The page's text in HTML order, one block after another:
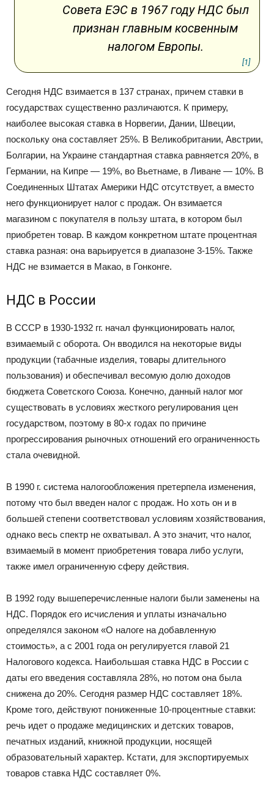
Совета ЕЭС в 1967 году НДС был
признан главным косвенным
налогом Европы.
[1]
Сегодня НДС взимается в 137 странах, причем ставки в
государствах существенно различаются. К примеру,
наиболее высокая ставка в Норвегии, Дании, Швеции,
поскольку она составляет 25%. В Великобритании, Австрии,
Болгарии, на Украине стандартная ставка равняется 20%, в
Германии, на Кипре — 19%, во Вьетнаме, в Ливане — 10%. В
Соединенных Штатах Америки НДС отсутствует, а вместо
него функционирует налог с продаж. Он взимается
магазином с покупателя в пользу штата, в котором был
приобретен товар. В каждом конкретном штате процентная
ставка разная: она варьируется в диапазоне 3-15%. Также
НДС не взимается в Макао, в Гонконге.
НДС в России
В СССР в 1930-1932 гг. начал функционировать налог,
взимаемый с оборота. Он вводился на некоторые виды
продукции (табачные изделия, товары длительного
пользования) и обеспечивал весомую долю доходов
бюджета Советского Союза. Конечно, данный налог мог
существовать в условиях жесткого регулирования цен
государством, поэтому в 80-х годах по причине
прогрессирования рыночных отношений его ограниченность
стала очевидной.
В 1990 г. система налогообложения претерпела изменения,
потому что был введен налог с продаж. Но хоть он и в
большей степени соответствовал условиям хозяйствования,
однако весь спектр не охватывал. А это значит, что налог,
взимаемый в момент приобретения товара либо услуги,
также имел ограниченную сферу действия.
В 1992 году вышеперечисленные налоги были заменены на
НДС. Порядок его исчисления и уплаты изначально
определялся законом «О налоге на добавленную
стоимость», а с 2001 года он регулируется главой 21
Налогового кодекса. Наибольшая ставка НДС в России с
даты его введения составляла 28%, но потом она была
снижена до 20%. Сегодня размер НДС составляет 18%.
Кроме того, действуют пониженные 10-процентные ставки:
речь идет о продаже медицинских и детских товаров,
печатных изданий, книжной продукции, носящей
образовательный характер. Кстати, для экспортируемых
товаров ставка НДС составляет 0%.